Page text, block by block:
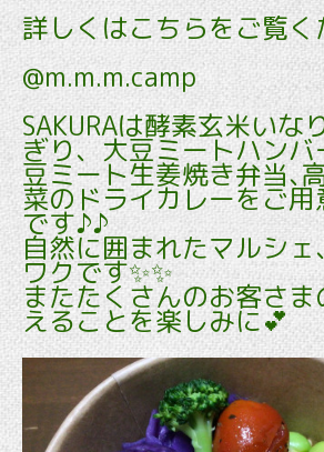
詳しくはこちらをご覧
@m.m.m.camp
SAKURAは酵素玄米いな
ぎり、大豆ミートハンバ
豆ミート生姜焼き弁当､
菜のドライカレーをご
です♪♪
自然に囲まれたマルシ
ワクです✨✨
またたくさんのお客さ
えることを楽しみに💕